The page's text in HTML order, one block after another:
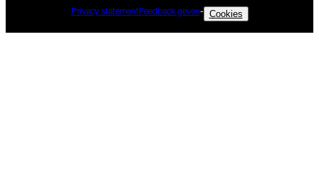
Privacy statementFeedback geven- Cookies